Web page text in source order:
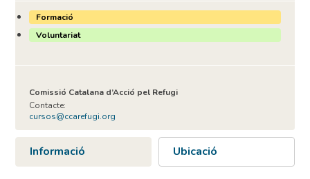
Formació
Voluntariat
Comissió Catalana d’Acció pel Refugi
Contacte:
cursos@ccarefugi.org
Informació Ubicació